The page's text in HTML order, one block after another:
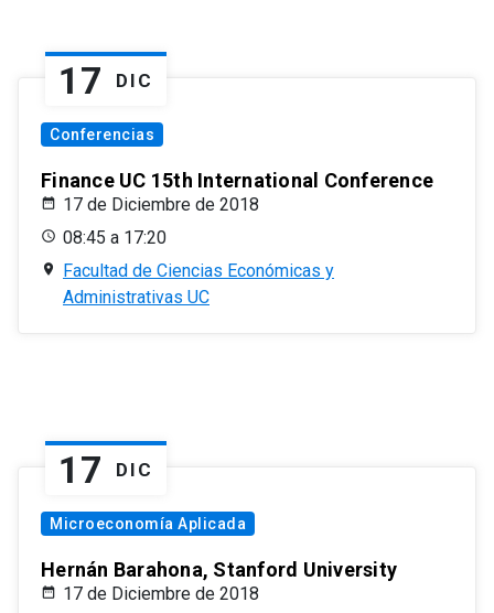
17 DIC
Conferencias
Finance UC 15th International Conference
17 de Diciembre de 2018
08:45 a 17:20
Facultad de Ciencias Económicas y
Administrativas UC
17 DIC
Microeconomía Aplicada
Hernán Barahona, Stanford University
17 de Diciembre de 2018